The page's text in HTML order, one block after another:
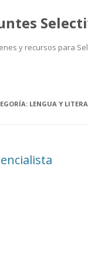
y recursos para
LENGUA Y